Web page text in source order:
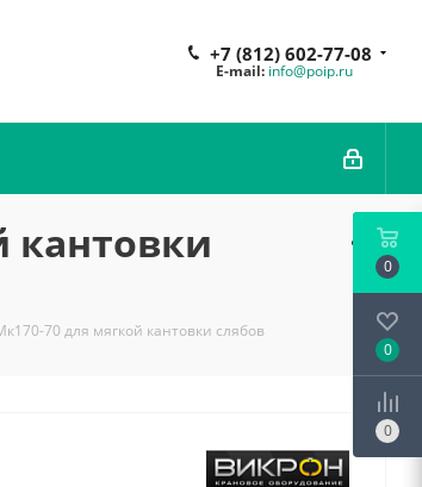
+7 (812) 602-77-08
E-mail: info@poip.ru
кантовки
70 для мягкой кантовки слябов
0
0
0